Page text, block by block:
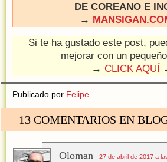
DE COREANO E
→
Si te ha gustado este post,
mejorar con un
→ CLICK AQUÍ
Publicado por Felipe
13 COMENTARIOS EN
Oloman 27 de abril de 2017 a